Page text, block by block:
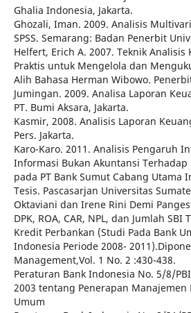
Ghalia Indonesia, Jakarta.
Ghozali, Iman. 2009. Analisis
SPSS. Semarang: Badan Penerbit
Helfert, Erich A. 2007. Teknik
Praktis untuk Mengelola dan
Alih Bahasa Herman Wibowo.
Jumingan. 2009. Analisa Laporan
PT. Bumi Aksara, Jakarta.
Kasmir, 2008. Analisis Laporan
Pers. Jakarta.
Karo-Karo. 2011. Analisis Pengaruh
Informasi Bukan Akuntansi
pada PT Bank Sumut Cabang Utama
Tesis. Pascasarjan Universitas
Oktaviani dan Irene Rini Demi
DPK, ROA, CAR, NPL, dan Jumlah
Kredit Perbankan (Studi Pada Bank
Indonesia Periode 2008-
Management,Vol. 1 No. 2 :430-438.
Peraturan Bank Indonesia No. 5/8/
2003 tentang Penerapan Manajemen
Umum